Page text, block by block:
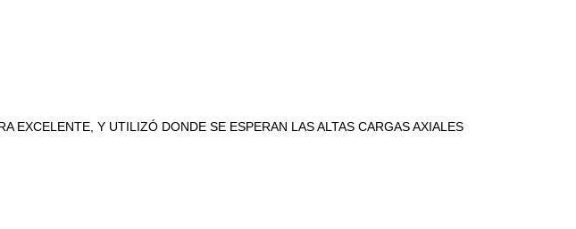
EXCELENTE, Y UTILIZÓ DONDE SE ESPERAN LAS ALTAS CARGAS AXIALES